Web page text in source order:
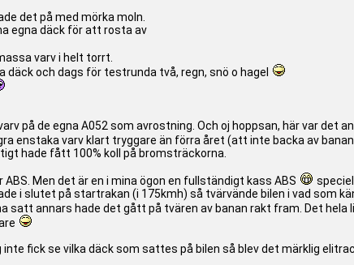
det på med mörka moln.
egna däck för att rosta av
varv i helt torrt.
däck och dags för testrunda två, regn, snö o hagel
på de egna A052 som avrostning. Och oj hoppsan, här var det
enstaka varv klart tryggare än förra året (att inte backa av
hade fått 100% koll på bromsträckorna.
Men det är en i mina ögon en fullständigt kass ABS
i slutet på startrakan (i 175kmh) så tvärvände bilen i vad som
satt annars hade det gått på tvären av banan rakt fram. Det hela
fick se vilka däck som sattes på bilen så blev det märklig